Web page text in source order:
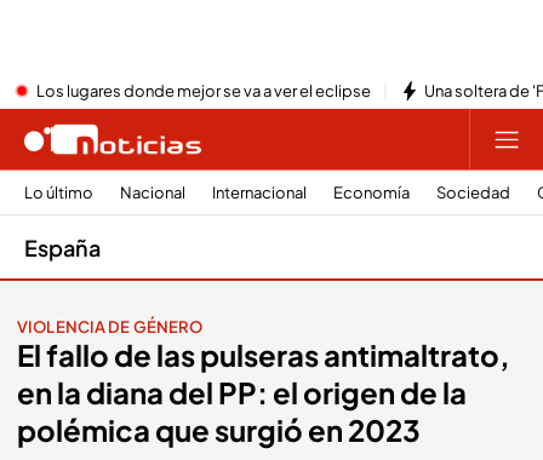
Los lugares donde mejor se va a ver el eclipse Una soltera de
Lo último Nacional Internacional Economía Sociedad
España
VIOLENCIA DE GÉNERO
El fallo de las pulseras antimaltrato,
en la diana del PP: el origen de la
polémica que surgió en 2023